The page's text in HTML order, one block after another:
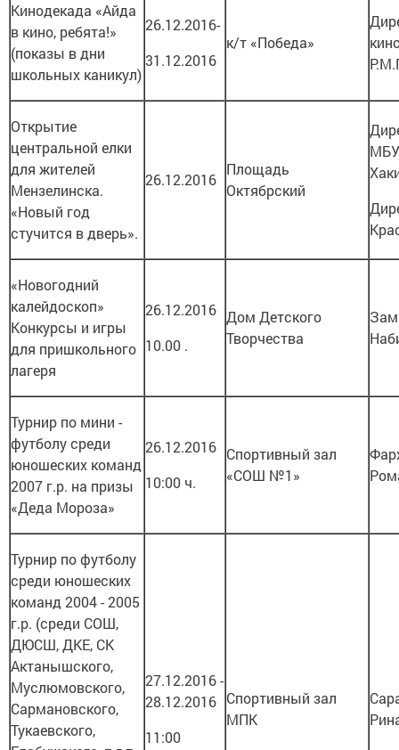
Кинодекада «Айда
в кино, ребята!»
(показы в дни
школьных каникул)
26.12.2016-
31.12.2016
к/т «Победа»
Открытие
центральной елки
для жителей
Мензелинска.
«Новый год
стучится в дверь».
26.12.2016
Площадь
Октябрский
«Новогодний
калейдоскоп»
Конкурсы и игры
для пришкольного
лагеря
26.12.2016
10.00 .
Дом Детского
Творчества
Зам
Турнир по мини -
футболу среди
юношеских команд
2007 г.р. на призы
«Деда Мороза»
26.12.2016
10:00 ч.
Спортивный зал
«СОШ №1»
Турнир по футболу
среди юношеских
команд 2004 - 2005
г.р. (среди СОШ,
ДЮСШ, ДКЕ, СК
Актанышского,
Муслюмовского,
Сармановского,
Тукаевского,
27.12.2016 -
28.12.2016
11:00
Спортивный зал
МПК